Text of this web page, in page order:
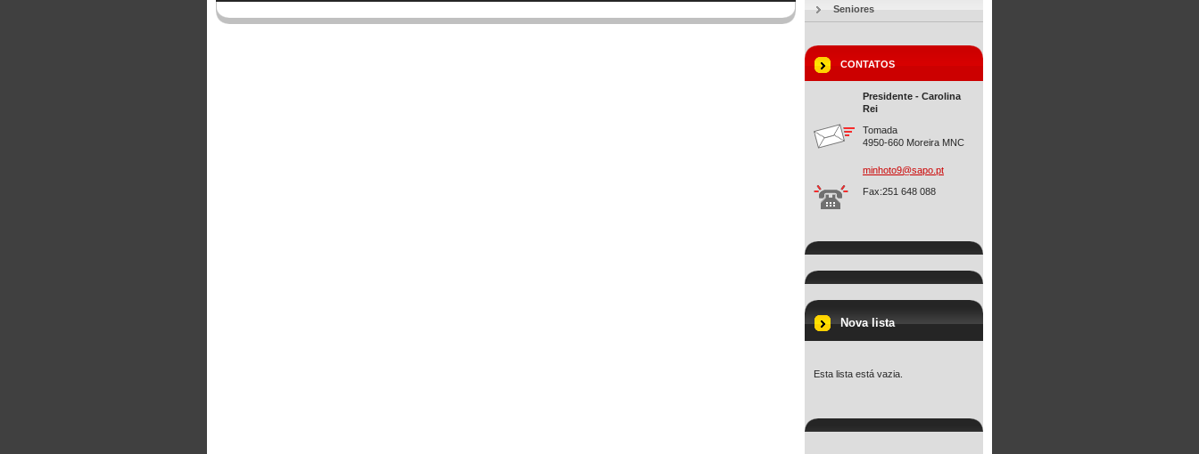
Seniores
CONTATOS
Presidente - Carolina
Rei
Tomada
4950-660 Moreira MNC
minhoto9@sapo.pt
Fax:251 648 088
Nova lista
Esta lista está vazia.